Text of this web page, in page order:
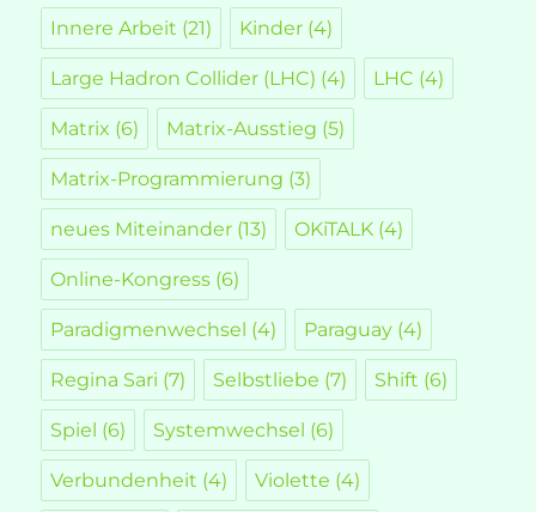
Innere Arbeit (21) Kinder (4)
Large Hadron Collider (LHC) (4) LHC (4)
Matrix (6) Matrix-Ausstieg (5)
Matrix-Programmierung (3)
neues Miteinander (13) OKiTALK (4)
Online-Kongress (6)
Paradigmenwechsel (4) Paraguay (4)
Regina Sari (7) Selbstliebe (7) Shift (6)
Spiel (6) Systemwechsel (6)
Verbundenheit (4) Violette (4)